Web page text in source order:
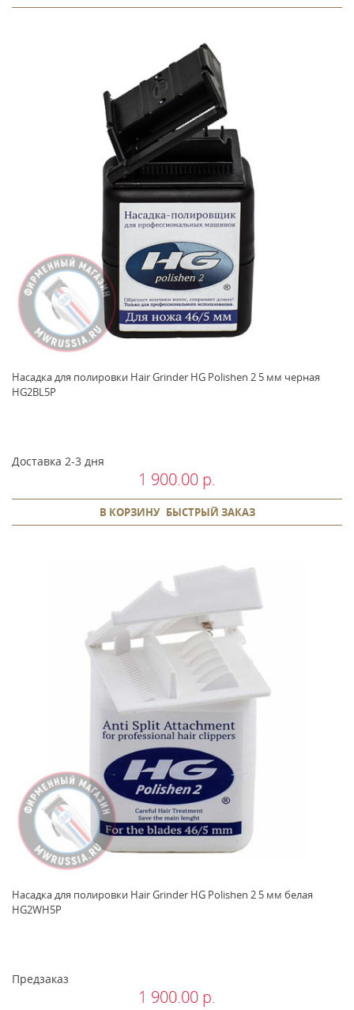
Насадка для полировки Hair Grinder HG Polishen 2 5 мм черная
HG2BL5P
Доставка 2-3 дня
1 900.00 р.
В КОРЗИНУ БЫСТРЫЙ ЗАКАЗ
Насадка для полировки Hair Grinder HG Polishen 2 5 мм белая
HG2WH5P
Предзаказ
1 900.00 р.